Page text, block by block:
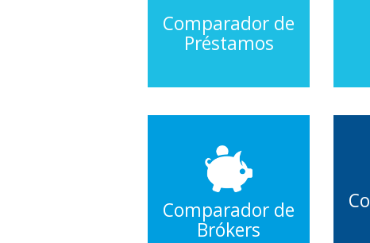
Comparador de
Préstamos
Comparador de
Brókers